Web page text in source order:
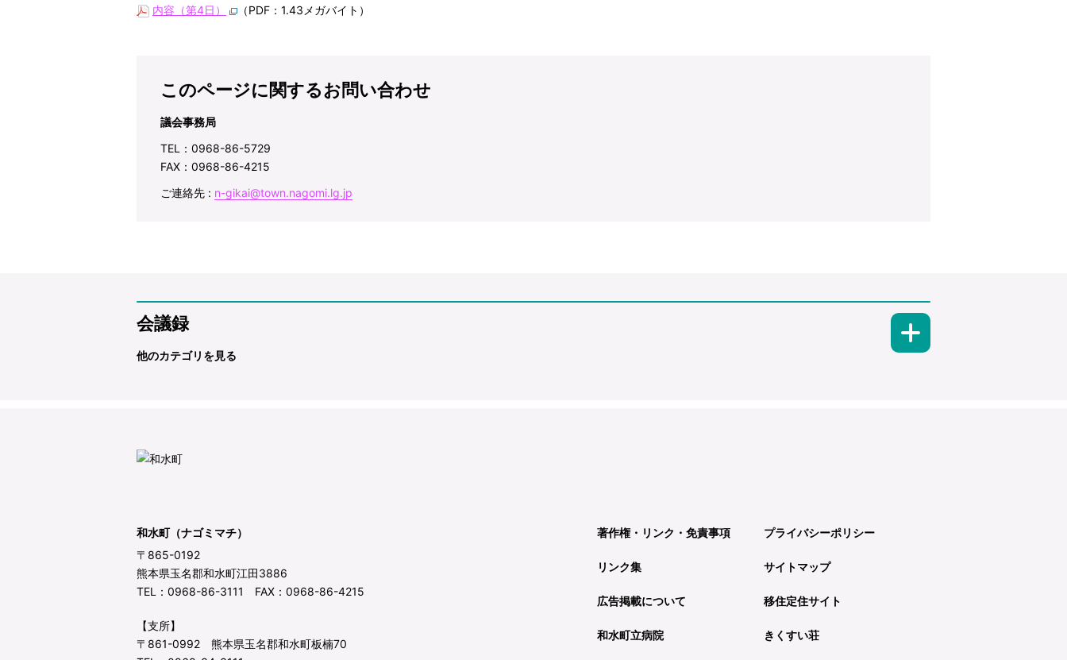
内容（第4日）
（PDF：1.43メガバイト）
このページに関するお問い合わせ
議会事務局
TEL：0968-86-5729
FAX：0968-86-4215
ご連絡先 : n-gikai@town.nagomi.lg.jp
会議録
他のカテゴリを見る
和水町（ナゴミマチ）
〒865-0192
熊本県玉名郡和水町江田3886
TEL：0968-86-3111 FAX：0968-86-4215
【支所】
〒861-0992 熊本県玉名郡和水町板楠70
著作権・リンク・免責事項 プライバシーポリシー
リンク集 サイトマップ
広告掲載について 移住定住サイト
和水町立病院 きくすい荘